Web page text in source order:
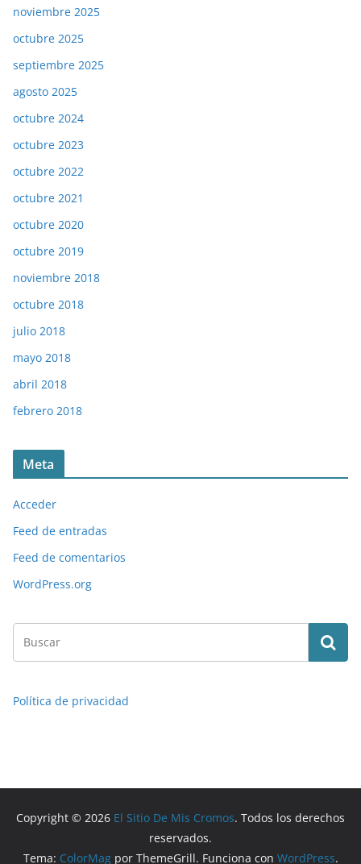
noviembre 2025
octubre 2025
septiembre 2025
agosto 2025
octubre 2024
octubre 2023
octubre 2022
octubre 2021
octubre 2020
octubre 2019
noviembre 2018
octubre 2018
julio 2018
mayo 2018
abril 2018
febrero 2018
Meta
Acceder
Feed de entradas
Feed de comentarios
WordPress.org
Política de privacidad
Copyright © 2026 El Sitio De Mis Cromos. Todos los derechos
reservados.
Tema: ColorMagpor ThemeGrill. Funciona con WordPress.